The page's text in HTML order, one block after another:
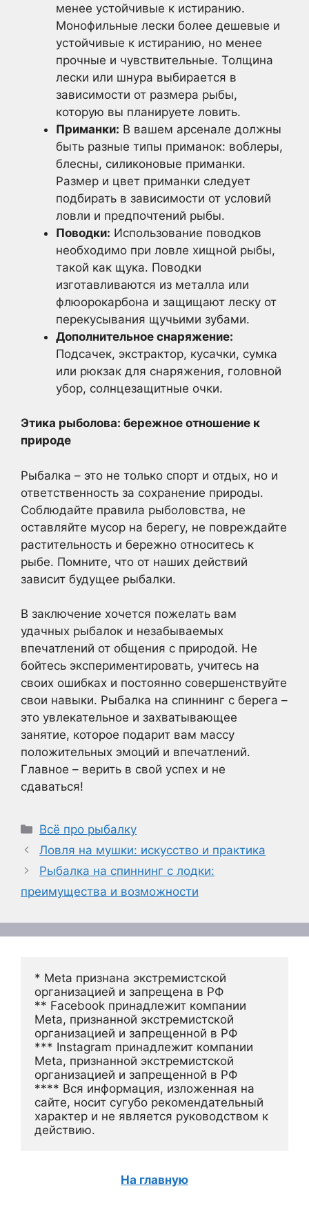
менее устойчивые к истиранию.
Монофильные лески более дешевые и
устойчивые к истиранию, но менее
прочные и чувствительные. Толщина
лески или шнура выбирается в
зависимости от размера рыбы,
которую вы планируете ловить.
Приманки: В вашем арсенале должны
быть разные типы приманок: воблеры,
блесны, силиконовые приманки.
Размер и цвет приманки следует
подбирать в зависимости от условий
ловли и предпочтений рыбы.
Поводки: Использование поводков
необходимо при ловле хищной рыбы,
такой как щука. Поводки
изготавливаются из металла или
флюорокарбона и защищают леску от
перекусывания щучьими зубами.
Дополнительное снаряжение:
Подсачек, экстрактор, кусачки, сумка
или рюкзак для снаряжения, головной
убор, солнцезащитные очки.
Этика рыболова: бережное отношение к
природе
Рыбалка – это не только спорт и отдых, но и
ответственность за сохранение природы.
Соблюдайте правила рыболовства, не
оставляйте мусор на берегу, не повреждайте
растительность и бережно относитесь к
рыбе. Помните, что от наших действий
зависит будущее рыбалки.
В заключение хочется пожелать вам
удачных рыбалок и незабываемых
впечатлений от общения с природой. Не
бойтесь экспериментировать, учитесь на
своих ошибках и постоянно совершенствуйте
свои навыки. Рыбалка на спиннинг с берега –
это увлекательное и захватывающее
занятие, которое подарит вам массу
положительных эмоций и впечатлений.
Главное – верить в свой успех и не
сдаваться!
Рубрики
Всё про рыбалку
Ловля на мушки: искусство и практика
Рыбалка на спиннинг с лодки:
преимущества и возможности
* Meta признана экстремистской
организацией и запрещена в РФ
** Facebook принадлежит компании
Meta, признанной экстремистской
организацией и запрещенной в РФ
*** Instagram принадлежит компании
Meta, признанной экстремистской
организацией и запрещенной в РФ
**** Вся информация, изложенная на
сайте, носит сугубо рекомендательный
характер и не является руководством к
действию.
На главную